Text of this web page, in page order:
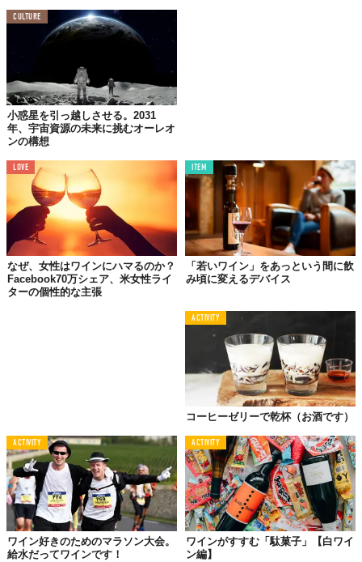
TABI LABO
この世界は、もっと広いはずだ。
CULTURE
小惑星を引っ越しさせる。2031
年、宇宙資源の未来に挑むオーレオ
ンの構想
LOVE
なぜ、女性はワインにハマるのか？
Facebook70万シェア、米女性ライ
ターの個性的な主張
ITEM
「若いワイン」をあっという間に飲
み頃に変えるデバイス
ACTIVITY
コーヒーゼリーで乾杯（お酒です）
ACTIVITY
ワイン好きのためのマラソン大会。
給水だってワインです！
ACTIVITY
ワインがすすむ「駄菓子」【白ワイ
ン編】